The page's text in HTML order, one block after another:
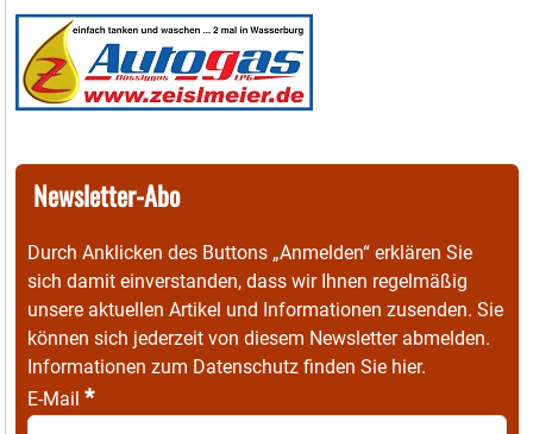
Newsletter-Abo
Durch Anklicken des Buttons „Anmelden“ erklären Sie
sich damit einverstanden, dass wir Ihnen regelmäßig
unsere aktuellen Artikel und Informationen zusenden. Sie
können sich jederzeit von diesem Newsletter abmelden.
Informationen zum Datenschutz finden Sie hier.
E-Mail *